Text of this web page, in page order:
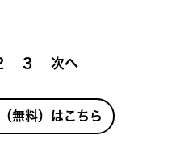
3 次へ
無料）はこちら